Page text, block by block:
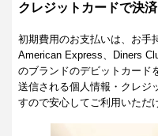
クレジットカードで決済
初期費用のお支払いは、お手
American Express、Diners
のブランドのデビットカード
送信される個人情報・クレジ
すので安心してご利用いただ